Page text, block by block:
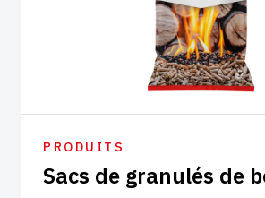
PRODUITS
Sacs de granulés de